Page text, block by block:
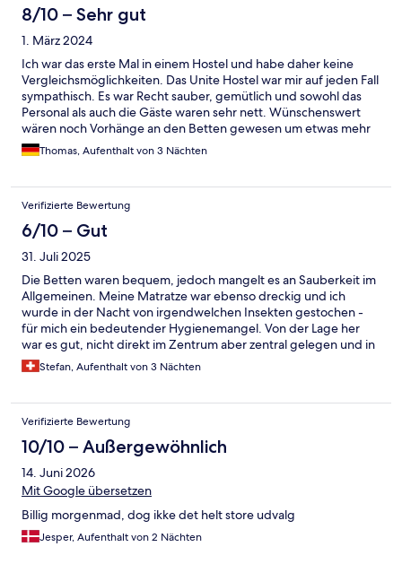
8/10 – Sehr gut
1. März 2024
Ich war das erste Mal in einem Hostel und habe daher keine
Vergleichsmöglichkeiten. Das Unite Hostel war mir auf jeden Fall
sympathisch. Es war Recht sauber, gemütlich und sowohl das
Personal als auch die Gäste waren sehr nett. Wünschenswert
wären noch Vorhänge an den Betten gewesen um etwas mehr
Privatsphäre zu haben. Das Frühstück war so lala, aber in
Ordnung. Ich würde aber wieder da übernachten. Danke für
Thomas, Aufenthalt von 3 Nächten
Verifizierte Bewertung
6/10 – Gut
31. Juli 2025
Die Betten waren bequem, jedoch mangelt es an Sauberkeit im
Allgemeinen. Meine Matratze war ebenso dreckig und ich
wurde in der Nacht von irgendwelchen Insekten gestochen -
für mich ein bedeutender Hygienemangel. Von der Lage her
war es gut, nicht direkt im Zentrum aber zentral gelegen und in
30-40 Minuten zu Fuss warst du im Zentrum der Stadt. Die
Türen leise zu schliessen ist unmöglich, demzufolge kann der
die sich in den Zimmern befinden.
Stefan, Aufenthalt von 3 Nächten
Verifizierte Bewertung
10/10 – Außergewöhnlich
14. Juni 2026
Mit Google übersetzen
Billig morgenmad, dog ikke det helt store udvalg
Jesper, Aufenthalt von 2 Nächten